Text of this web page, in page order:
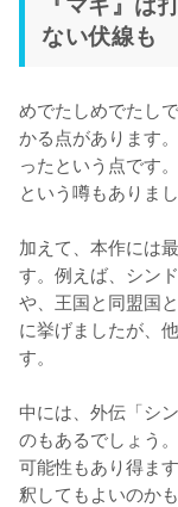
ない伏線も
めでたしめでたし
かる点があります
ったという点です
という噂もありまし
加えて、本作には
す。例えば、シン
や、王国と同盟国
に挙げましたが、
す。
中には、外伝「シ
のもあるでしょう
可能性もあり得ま
釈してもよいのか